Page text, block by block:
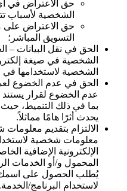
حق الاعتراض في
الشخصية لأسباب
حق الاعتراض على
التسويق المباشر؛
الحق في نقل البيانات
الشخصية في صيغة
الشخصية لاستخدامها
الحق في عدم الخضوع
عدم الخضوع لقرار يستند
بما في ذلك التنميط، حيث
يحدث أثرًا هامًا مماثلاً.
الالتزام بتقديم
معلومات شخصية
الإلكترونية الإضافية
المحمول و/أو الخدمات
يُطلب الحصول على اسمك
لاستخدام البرنامج/الخدمة.